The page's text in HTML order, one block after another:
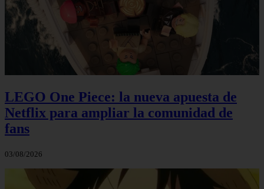
LEGO One Piece: la nueva apuesta de
Netflix para ampliar la comunidad de
fans
03/08/2026